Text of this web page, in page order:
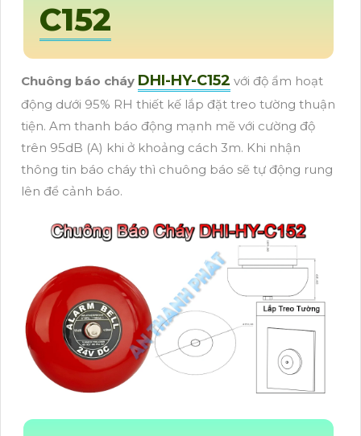
C152
Chuông báo cháy DHI-HY-C152 với độ ẩm hoạt
động dưới 95% RH thiết kế lắp đặt treo tường thuận
tiện. Am thanh báo động mạnh mẽ với cường độ
trên 95dB (A) khi ở khoảng cách 3m. Khi nhận
thông tin báo cháy thì chuông báo sẽ tự động rung
lên để cảnh báo.